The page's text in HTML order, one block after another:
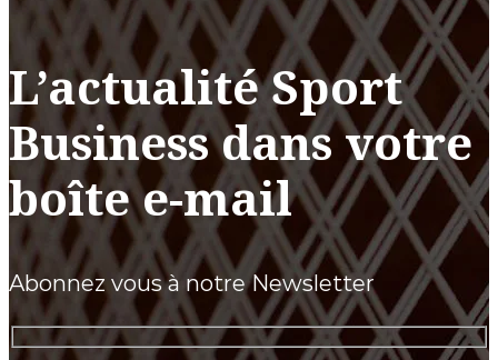
L’actualité Sport
Business dans votre
boîte e-mail
Abonnez vous à notre Newsletter